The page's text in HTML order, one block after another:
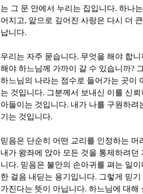
는 그 문 안에서 누리는 집입니다. 하나
어지고, 앎으로 깊어진 사랑은 다시 더
납니다.
우리는 자주 묻습니다. 무엇을 해야 합니
해야 하느님께 가까이 갈 수 있습니까?
하느님의 나라는 점수로 들어가는 곳이
는 것입니다. 그분께서 보내신 이를 신
아들이는 것입니다. 내가 나를 구원하려
기는 것입니다.
믿음은 단순히 어떤 교리를 인정하는 머
내가 왕좌에 앉아 모든 것을 통제하려던
니다. 믿음은 불안의 손아귀를 펴는 일이
한 걸음 내딛는 용기입니다. 그렇게 믿
가진다는 뜻이 아닙니다. 하느님에 대해